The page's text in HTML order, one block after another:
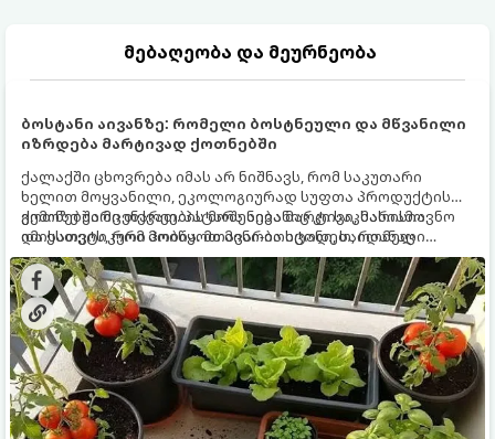
მებაღეობა და მეურნეობა
ბოსტანი აივანზე: რომელი ბოსტნეული და მწვანილი
იზრდება მარტივად ქოთნებში
ქალაქში ცხოვრება იმას არ ნიშნავს, რომ საკუთარი
ხელით მოყვანილი, ეკოლოგიურად სუფთა პროდუქტის
გემოზე უარი თქვათ. პატარა აივანიც კი საკმარისია
იმისათვის, რომ მოიწყოთ მინი-ბოსტანი, საიდანაც
ყოველდღიურად ახალ, არომატულ მწვანილსა და
ბოსტნეულს მოკრეფთ.
ქოთნებში მცენარეების მოშენება მარტივი, სასიამოვნო
და ესთეტიკური ჰობია. მთავარია იცოდეთ, რომელი
კულტურები ეგუებიან ქოთნის პირობებს ყველაზე კარგად
და როგორ მოუაროთ მათ სწორად.